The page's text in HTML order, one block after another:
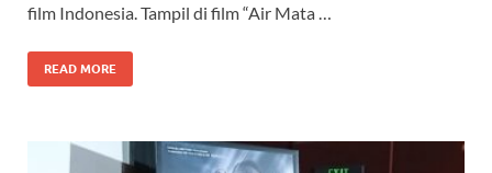
film Indonesia. Tampil di film “Air Mata …
READ MORE